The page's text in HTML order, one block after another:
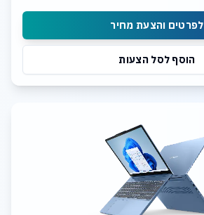
לפרטים והצעת מחיר
הוסף לסל הצעות